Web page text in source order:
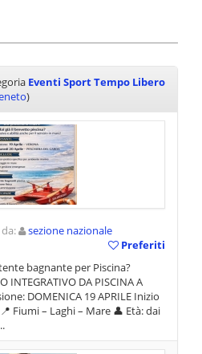
Eventi Sport Tempo Libero
)
sezione nazionale
Preferiti
bagnante per Piscina?
INTEGRATIVO DA PISCINA A
DOMENICA 19 APRILE Inizio
Fiumi – Laghi – Mare 👤 Età: dai